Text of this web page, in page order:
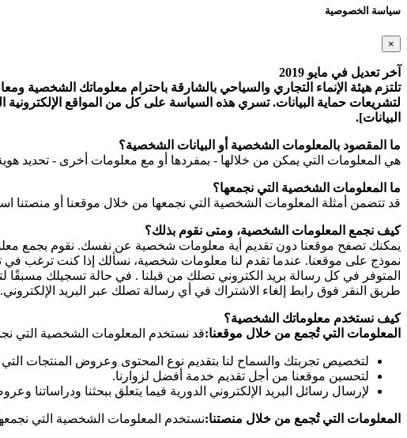
سياسة الخصوصية
×
آخر تعديل في مايو 2019
تلتزم هيئة الإنماء التجاري والسياحي بالشارقة باحترام معلوماتك الشخصية
لتشريعات حماية البيانات. تسري هذه السياسة على كل من المواقع الإلكترونية
البيانات].
ما المقصود بالمعلومات الشخصية أو البيانات الشخصية؟
هي المعلومات التي يمكن من خلالها - بمفردها أو مع معلومات أخرى - تحديد
ما المعلومات الشخصية التي نجمعها؟
قد تتضمن أمثلة المعلومات الشخصية التي نجمعها من خلال موقعنا أو
كيف نجمع المعلومات الشخصية، ومتى نقوم بذلك؟
يمكنك تصفح موقعنا دون تقديم أية معلومات شخصية عن نفسك. نقوم بجمع
نموذج على موقعنا. عندما تقدم لنا معلومات شخصية، نسألك إذا كنت ترغب في
طريق النقر فوق رابط إلغاء الاشتراك في أي رسالة تصلك عبر البريد الإلكتروني.
كيف نستخدم معلوماتك الشخصية؟
المعلومات التي تُجمع من خلال موقعنا:قد نستخدم المعلومات الشخصية التي
لتخصيص تجربتك والسماح لنا بتقديم نوع المحتوى وعروض المنتجات التي
لتحسين موقعنا من أجل تقديم خدمة أفضل لزوارنا.
لإرسال رسائل البريد الإلكتروني الدورية فيما يتعلق ببحثنا ودراساتنا
المعلومات التي تُجمع من خلال منصتنا:نستخدم المعلومات الشخصية التي